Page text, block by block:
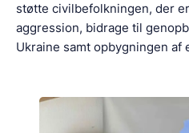
støtte civilbefolkningen, der
aggression, bidrage til
Ukraine samt opbygningen af